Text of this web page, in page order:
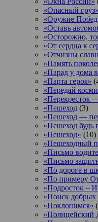
«Опасный груз»
«Оружие
«Оставь
«Осторожно,
«От сердца к
«Отчизны
«Память
«Парад у дома
«Парта героя»
«Передай
«Перекресток
«Пешеход (3)
«Пешеход —
«Пешеход будь
«Пешеход» (10)
«Пешеходный
«Письмо
«Письмо
«По дороге в
«По примеру
«Подросток ‒
«Поиск добрых
«Поклонимся»
«Полицейский